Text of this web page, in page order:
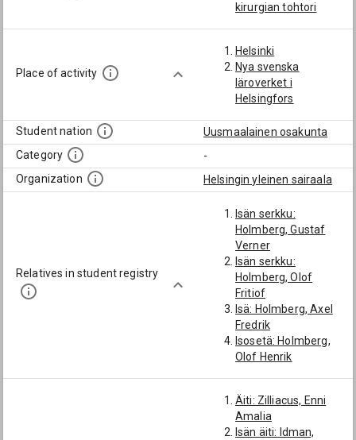
kirurgian tohtori
Place of activity
Helsinki
Nya svenska
läroverket i
Helsingfors
Student nation
Uusmaalainen osakunta
Category
-
Organization
Helsingin yleinen sairaala
Relatives in student registry
Isän serkku:
Holmberg, Gustaf
Verner
Isän serkku:
Holmberg, Olof
Fritiof
Isä: Holmberg, Axel
Fredrik
Isosetä: Holmberg,
Olof Henrik
Äiti: Zilliacus, Enni
Amalia
Isän äiti: Idman,